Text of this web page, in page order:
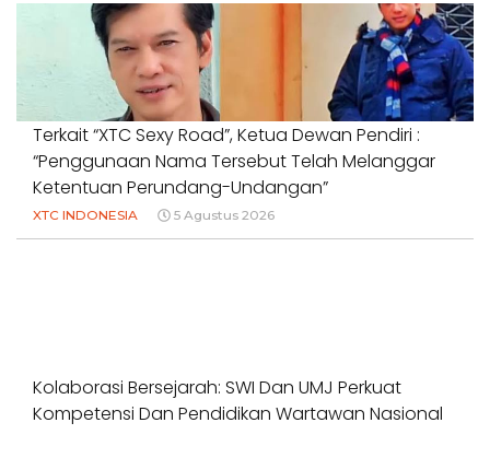
Terkait “XTC Sexy Road”, Ketua Dewan Pendiri :
“Penggunaan Nama Tersebut Telah Melanggar
Ketentuan Perundang-Undangan”
XTC INDONESIA 5 Agustus 2026
Kolaborasi Bersejarah: SWI Dan UMJ Perkuat
Kompetensi Dan Pendidikan Wartawan Nasional